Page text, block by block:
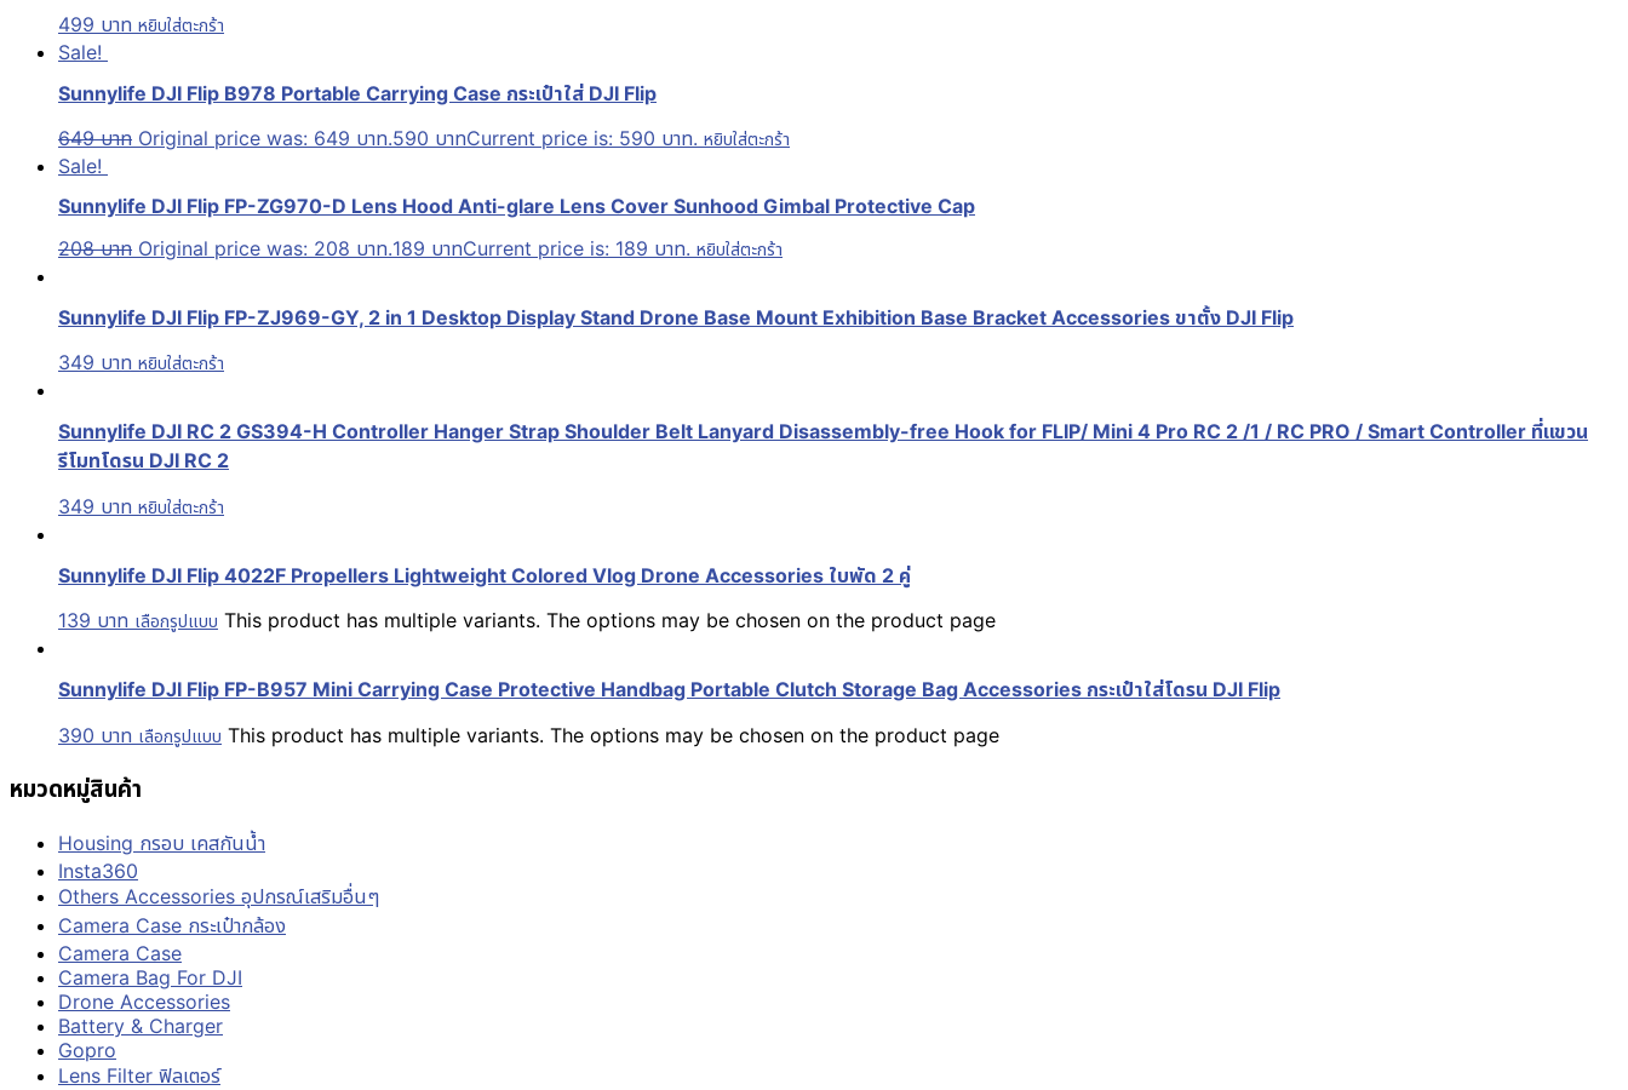
499 บาท หยิบใส่ตะกร้า
Sale!
Sunnylife DJI Flip B978 Portable Carrying Case กระเป๋าใส่ DJI Flip
649บาท Original price was: 649 บาท.590 บาทCurrent price is: 590 บาท. หยิบใส่ตะกร้า
Sale!
Sunnylife DJI Flip FP-ZG970-D Lens Hood Anti-glare Lens Cover Sunhood Gimbal Protective Cap
208บาท Original price was: 208 บาท.189 บาทCurrent price is: 189 บาท. หยิบใส่ตะกร้า
Sunnylife DJI Flip FP-ZJ969-GY, 2 in 1 Desktop Display Stand Drone Base Mount Exhibition Base Bracket Accessories ขาตั้ง DJI Flip
349 บาท หยิบใส่ตะกร้า
Sunnylife DJI RC 2 GS394-H Controller Hanger Strap Shoulder Belt Lanyard Disassembly-free Hook for FLIP/ Mini 4 Pro RC 2 /1 / RC PRO / Smart Controller ที่แขวน
รีโมทโดรน DJI RC 2
349 บาท หยิบใส่ตะกร้า
Sunnylife DJI Flip 4022F Propellers Lightweight Colored Vlog Drone Accessories ใบพัด 2 คู่
139 บาท เลือกรูปแบบ This product has multiple variants. The options may be chosen on the product page
Sunnylife DJI Flip FP-B957 Mini Carrying Case Protective Handbag Portable Clutch Storage Bag Accessories กระเป๋าใส่โดรน DJI Flip
390 บาท เลือกรูปแบบ This product has multiple variants. The options may be chosen on the product page
หมวดหมู่สินค้า
Housing กรอบ เคสกันน้ำ
Insta360
Others Accessories อุปกรณ์เสริมอื่นๆ
Camera Case กระเป๋ากล้อง
Camera Case
Camera Bag For DJI
Drone Accessories
Battery & Charger
Gopro
Lens Filter ฟิลเตอร์